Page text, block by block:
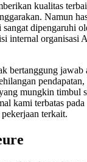
kualitas
Namun
sangat dipengaruhi
internal organisasi
bertanggung jawab
pendapatan,
mungkin timbul
kami terbatas
terkait.